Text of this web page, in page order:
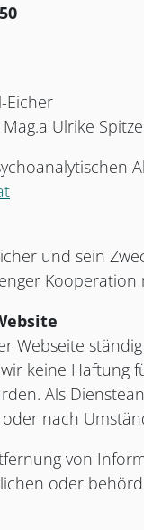
Eicher
Ulrike
und sein
Kooperation
Webseite
keine Haftung
Als
nach
von
oder